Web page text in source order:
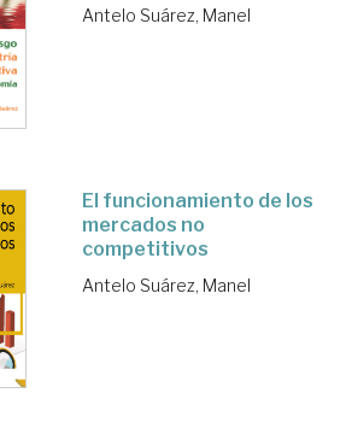
Antelo Suárez, Manel
El funcionamiento de los
mercados no
competitivos
Antelo Suárez, Manel